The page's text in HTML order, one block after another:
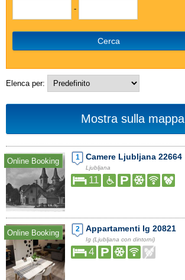
-
Cerca
Elenca per:
Mostra sulla mappa
Online Booking 1 Camere Ljubljana 22664
Ljubljana
11
Online Booking 2 Appartamenti Ig 20821
Ig (Ljubljana con dintorni)
4